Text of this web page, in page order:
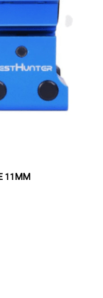
11MM